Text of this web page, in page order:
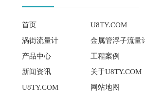
首页
U8TY.COM
涡街流量计
金属管浮子流量
产品中心
工程案例
新闻资讯
关于U8TY.COM
U8TY.COM
网站地图